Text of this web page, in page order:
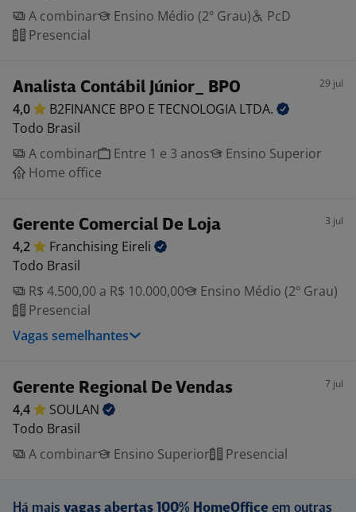
A combinar
Ensino Médio (2º Grau)
PcD
Presencial
Analista Contábil Júnior_ BPO 29 jul
4,0 B2FINANCE BPO E TECNOLOGIA LTDA.
Todo Brasil
A combinar
Entre 1 e 3 anos
Ensino Superior
Home office
Gerente Comercial De Loja 3 jul
4,2 Franchising Eireli
Todo Brasil
R$ 4.500,00 a R$ 10.000,00
Ensino Médio (2º Grau)
Presencial
Vagas semelhantes
Gerente Regional De Vendas 7 jul
4,4
SOULAN
Todo Brasil
A combinar
Ensino Superior Presencial
Há mais vagas abertas 100% HomeOffice em outras